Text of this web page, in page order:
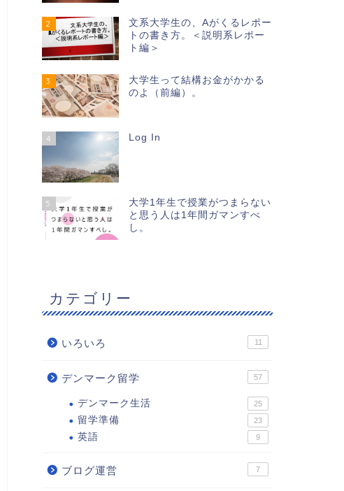
2
文系大学生の、Aがくるレポー
トの書き方。＜説明系レポー
ト編＞
3
大学生って結構お金がかかる
のよ（前編）。
4 Log In
5
大学1年生で授業がつまらない
と思う人は1年間ガマンすべ
し。
カテゴリー
いろいろ 11
デンマーク留学 57
デンマーク生活 25
留学準備 23
英語 9
ブログ運営 7